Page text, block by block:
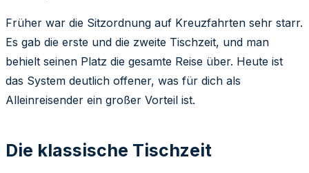
Früher war die Sitzordnung auf Kreuzfahrten sehr starr.
Es gab die erste und die zweite Tischzeit, und man
behielt seinen Platz die gesamte Reise über. Heute ist
das System deutlich offener, was für dich als
Alleinreisender ein großer Vorteil ist.
Die klassische Tischzeit